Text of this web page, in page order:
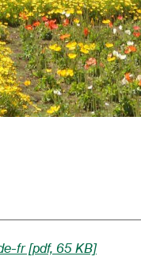
fr [pdf, 65 KB]